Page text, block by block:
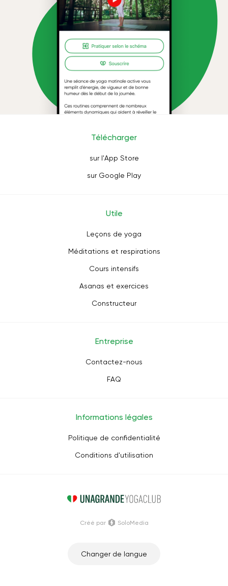
Télécharger
sur l'App Store
sur Google Play
Utile
Leçons de yoga
Méditations et respirations
Cours intensifs
Asanas et exercices
Constructeur
Entreprise
Contactez-nous
FAQ
Informations légales
Politique de confidentialité
Conditions d'utilisation
Changer de langue
Créé par SoloMedia